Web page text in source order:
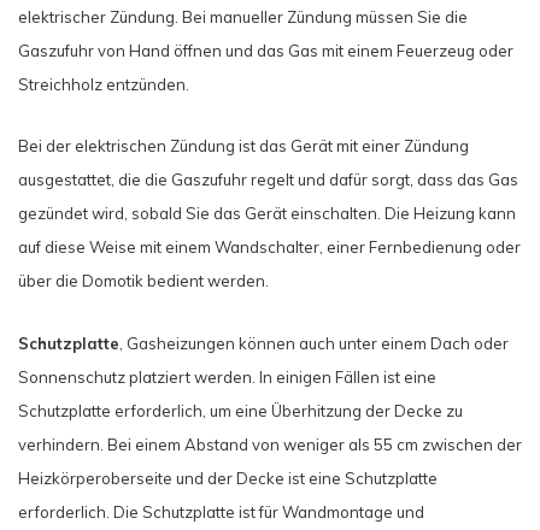
elektrischer Zündung. Bei manueller Zündung müssen Sie die
Gaszufuhr von Hand öffnen und das Gas mit einem Feuerzeug oder
Streichholz entzünden.
Bei der elektrischen Zündung ist das Gerät mit einer Zündung
ausgestattet, die die Gaszufuhr regelt und dafür sorgt, dass das Gas
gezündet wird, sobald Sie das Gerät einschalten. Die Heizung kann
auf diese Weise mit einem Wandschalter, einer Fernbedienung oder
über die Domotik bedient werden.
Schutzplatte , Gasheizungen können auch unter einem Dach oder
Sonnenschutz platziert werden. In einigen Fällen ist eine
Schutzplatte erforderlich, um eine Überhitzung der Decke zu
verhindern. Bei einem Abstand von weniger als 55 cm zwischen der
Heizkörperoberseite und der Decke ist eine Schutzplatte
erforderlich. Die Schutzplatte ist für Wandmontage und